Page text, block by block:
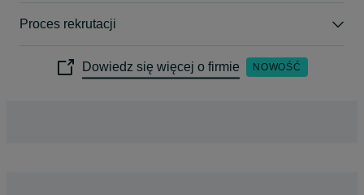
500 różnych osobowości w ponad 350 lokalizacjach na
Proces rekrutacji
Dowiedz się więcej o firmie NOWOŚĆ